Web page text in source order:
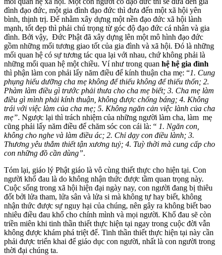
đình đạo đức, một gia đình đạo đức thì đưa đến một xã hội yên
bình, thịnh trị. Để nhằm xây dựng một nền đạo đức xã hội lành
mạnh, tốt đẹp thì phải chú trọng từ góc độ đạo đức cá nhân và gia
đình. Bởi vậy, Đức Phật đã xây dựng lên một mô hình đạo đức
gồm những mối tương giao tốt của gia đình và xã hội. Đó là những
mối quan hệ có sự tương tác qua lại với nhau, chứ không phải là
những mối quan hệ một chiều. Ví như trong quan hệ hệ gia đình
thì phận làm con phải lấy năm điều để kính thuận cha mẹ: “1. Cung
phụng hiếu dưỡng cha mẹ không để thiếu không để thiếu thốn; 2.
Phàm làm điều gì trước phải thưa cho cha mẹ biết; 3. Cha mẹ làm
điều gì mình phải kính thuận, không được chống báng; 4. Không
trái với việc làm của cha mẹ; 5. Không ngăn cản việc lành của cha
mẹ”. Ngược lại thì trách nhiệm của những người làm cha, làm mẹ
cũng phải lấy năm điều để chăm sóc con cái là: “ 1. Ngăn con,
không cho nghe và làm điều ác; 2. Chỉ dạy con điều lành; 3.
Thương yêu thắm thiết tận xương tuỷ; 4. Tuỳ thời mà cung cấp cho
con những đồ cần dùng”.
Tóm lại, giáo lý Phật giáo là vô cùng thiết thực cho hiện tại. Con
người khổ đau là do không nhận thức được tầm quan trọng này.
Cuộc sống trong xã hội hiện đại ngày nay, con người đang bị thiêu
đốt bởi lửa tham, lửa sân và lửa si mà không tự hay biết, không
nhận thức được sự nguy hại của chúng, nên gây ra không biết bao
nhiêu điều đau khổ cho chính mình và mọi người. Khổ đau sẽ còn
triền miên khi tinh thần thiết thực hiện tại ngay trong cuộc đời vẫn
không được khám phá triệt để. Tinh thần thiết thực hiện tại này cần
phải được triển khai để giáo dục con người, nhất là con người trong
thời đại chúng ta.